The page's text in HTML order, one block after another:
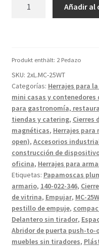
piezas
con
opción
de
ajuste,
incl.
contraplaca,
superficie:
blanca,
MC-
25WT.
Abridor
de
puertas
push-
Añadir al
Produkt enthält: 2 Pedazo
SKU: 2xL.MC-25WT
Categorías: Herrajes para
mini casas y contenedores
para gastronomía,
tiendas y catering, Cierres
magnéticas, Herrajes
open), Accesorios
construcción de
oficina, Herrajes para
Etiquetas: Papamoscas
armario, 140-022-346,
de vitrina, Empujar, MC-
pestillo de empuje,
Delantero sin tirador,
Abridor de puerta push-to-
muebles sin tiradores,